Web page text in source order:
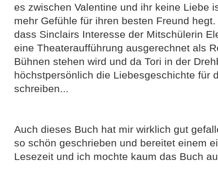
es zwischen Valentine und ihr keine Liebe
mehr Gefühle für ihren besten Freund
dass Sinclairs Interesse der Mitschülerin
eine Theateraufführung ausgerechnet als
Bühnen stehen wird und da Tori in der
höchstpersönlich die Liebesgeschichte für
schreiben...
Auch dieses Buch hat mir wirklich gut
so schön geschrieben und bereitet einem
Lesezeit und ich mochte kaum das Buch